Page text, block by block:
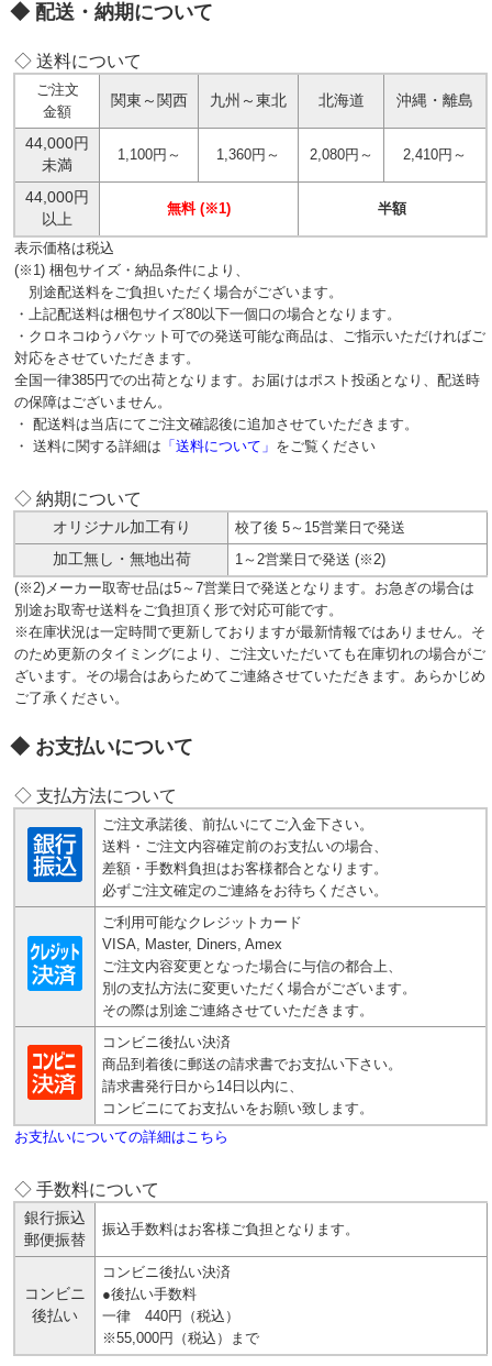
配送・納期について
◇ 送料について
ご注文
金額
関東～関西 九州～東北 北海道 沖縄・離島
44,000円
未満
1,100円～ 1,360円～ 2,080円～ 2,410円～
44,000円
以上
無料 (※1) 半額
表示価格は税込
(※1) 梱包サイズ・納品条件により、
別途配送料をご負担いただく場合がございます。
・上記配送料は梱包サイズ80以下一個口の場合となります。
・クロネコゆうパケット可での発送可能な商品は、ご指示いただければご
対応をさせていただきます。
全国一律385円での出荷となります。お届けはポスト投函となり、配送時
の保障はございません。
・ 配送料は当店にてご注文確認後に追加させていただきます。
・ 送料に関する詳細は 「送料について」 をご覧ください
◇ 納期について
オリジナル加工有り
校了後 5～15営業日で発送
加工無し・無地出荷
1～2営業日で発送 (※2)
(※2)メーカー取寄せ品は5～7営業日で発送となります。お急ぎの場合は
別途お取寄せ送料をご負担頂く形で対応可能です。
※在庫状況は一定時間で更新しておりますが最新情報ではありません。そ
のため更新のタイミングにより、ご注文いただいても在庫切れの場合がご
ざいます。その場合はあらためてご連絡させていただきます。あらかじめ
ご了承ください。
お支払いについて
◇ 支払方法について
ご注文承諾後、前払いにてご入金下さい。
送料・ご注文内容確定前のお支払いの場合、
差額・手数料負担はお客様都合となります。
必ずご注文確定のご連絡をお待ちください。
ご利用可能なクレジットカード
VISA, Master, Diners, Amex
ご注文内容変更となった場合に与信の都合上、
別の支払方法に変更いただく場合がございます。
その際は別途ご連絡させていただきます。
コンビニ後払い決済
商品到着後に郵送の請求書でお支払い下さい。
請求書発行日から14日以内に、
コンビニにてお支払いをお願い致します。
お支払いについての詳細はこちら
◇ 手数料について
銀行振込
郵便振替
振込手数料はお客様ご負担となります。
コンビニ
後払い
コンビニ後払い決済
●後払い手数料
一律 440円（税込）
※55,000円（税込）まで